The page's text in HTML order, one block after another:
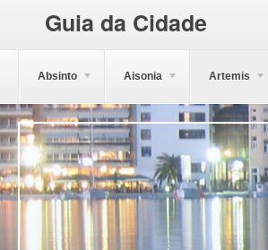
Guia da Cidade
Absinto Aisonia Artemis